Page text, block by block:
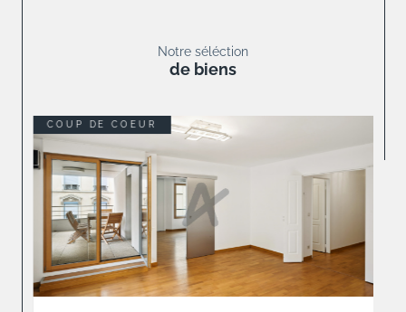
Notre séléction
de biens
COUP DE COEUR